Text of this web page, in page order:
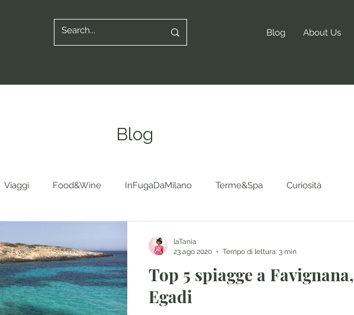
Blog About Us
Blog
Viaggi Food&Wine InFugaDaMilano Terme&Spa Curiosità
Top 5 spiagge a Favignana,
Egadi
laTania
23 ago 2020
Tempo di lettura: 3 min